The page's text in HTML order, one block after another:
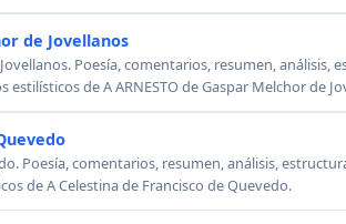
de Jovellanos
Poesía, comentarios, resumen,
de A ARNESTO de Gaspar Melchor de
Poesía, comentarios, resumen, análisis,
de A Celestina de Francisco de Quevedo.